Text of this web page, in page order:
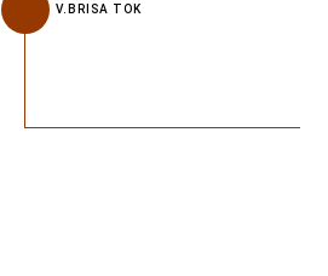
V.BRISA TOK